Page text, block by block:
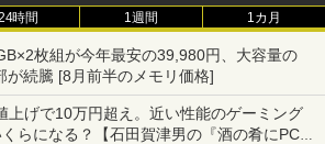
時間 1週間 1カ月
枚組が今年最安の39,980円、大容量の
が続騰 [8月前半のメモリ価格]
上げで10万円超え。近い性能のゲーミング
らになる？【石田賀津男の『酒の肴にPCゲ